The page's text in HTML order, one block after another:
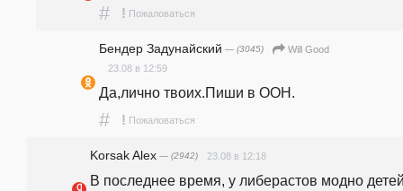
# ! Пожаловаться
Бендер Задунайский — (3045)
Will Good
23.08 в 12:59
Да,лично твоих.Пиши в ООН.
# ! Пожаловаться
Korsak Alex — (2942) 23.08 в 12:18
В последнее время, у либерастов модно